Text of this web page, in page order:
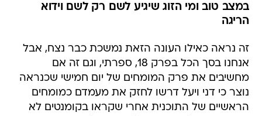
במצב טוב ומי הזוג שיגיע לשם רק לשם וידוא
הריגה
זה נראה כאילו העונה הזאת נמשכת כבר נצח, אבל
אנחנו בסך הכל בפרק 18, ספרתי, וגם זה אם
מחשיבים את פרק המומחים של יום חמישי שכנראה
נוצר כי דני ויעל דרשו לחזק את מעמדם כמומחים
הראשיים של התוכנית אחרי שקראו בקומנטים לא